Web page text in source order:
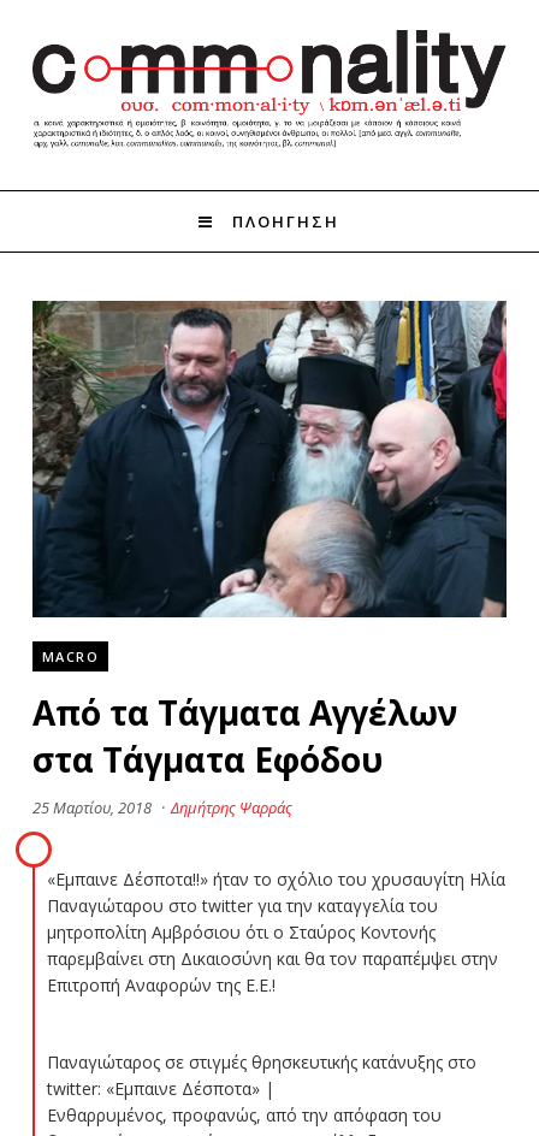
ΠΛΟΗΓΗΣΗ
MACRO
Από τα Τάγματα Αγγέλων
στα Τάγματα Εφόδου
25 Μαρτίου, 2018 · Δημήτρης Ψαρράς
«Εμπαινε Δέσποτα!!» ήταν το σχόλιο του χρυσαυγίτη Ηλία
Παναγιώταρου στο twitter για την καταγγελία του
μητροπολίτη Αμβρόσιου ότι ο Σταύρος Κοντονής
παρεμβαίνει στη Δικαιοσύνη και θα τον παραπέμψει στην
Επιτροπή Αναφορών της Ε.Ε.!
Παναγιώταρος σε στιγμές θρησκευτικής κατάνυξης στο
twitter: «Εμπαινε Δέσποτα» |
Ενθαρρυμένος, προφανώς, από την απόφαση του